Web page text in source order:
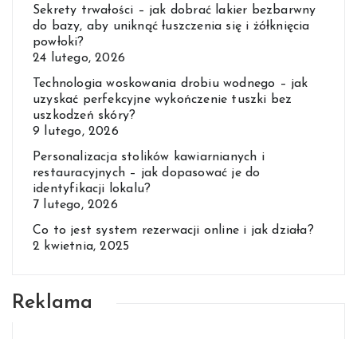
Sekrety trwałości – jak dobrać lakier bezbarwny
do bazy, aby uniknąć łuszczenia się i żółknięcia
powłoki?
24 lutego, 2026
Technologia woskowania drobiu wodnego – jak
uzyskać perfekcyjne wykończenie tuszki bez
uszkodzeń skóry?
9 lutego, 2026
Personalizacja stolików kawiarnianych i
restauracyjnych – jak dopasować je do
identyfikacji lokalu?
7 lutego, 2026
Co to jest system rezerwacji online i jak działa?
2 kwietnia, 2025
Reklama